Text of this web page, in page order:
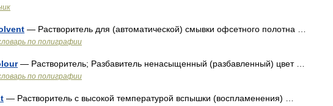
— Растворитель для (автоматической) смывки офсетного полотна …
по полиграфии
— Растворитель; Разбавитель ненасыщенный (разбавленный) цвет …
по полиграфии
— Растворитель с высокой температурой вспышки (воспламенения) …